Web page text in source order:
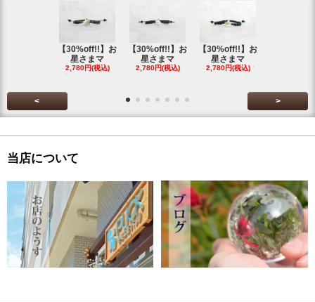
【30%off!!】お
星さまマ
2,780円(税込)
【30%off!!】お
星さまマ
2,780円(税込)
【30%off!!】お
星さまマ
2,780円(税込)
< >
当店について